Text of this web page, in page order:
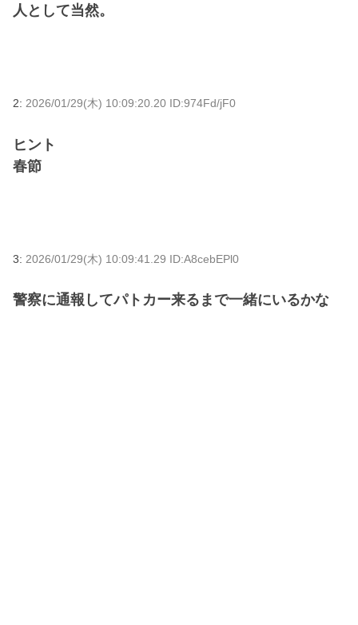
人として当然。
2: 2026/01/29(木) 10:09:20.20 ID:974Fd/jF0
ヒント
春節
3: 2026/01/29(木) 10:09:41.29 ID:A8cebEPl0
警察に通報してパトカー来るまで一緒にいるかな